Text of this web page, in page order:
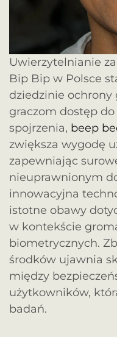
Uwierzytelnianie
Bip Bip w Polsce
dziedzinie
graczom dostęp
spojrzenia, beep
zwiększa wygodę
zapewniając
nieuprawnionym
innowacyjna
istotne obawy
w kontekście
biometrycznych.
środków ujawnia
między
użytkowników,
badań.